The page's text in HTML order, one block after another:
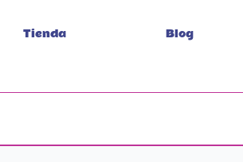
Tienda Blog